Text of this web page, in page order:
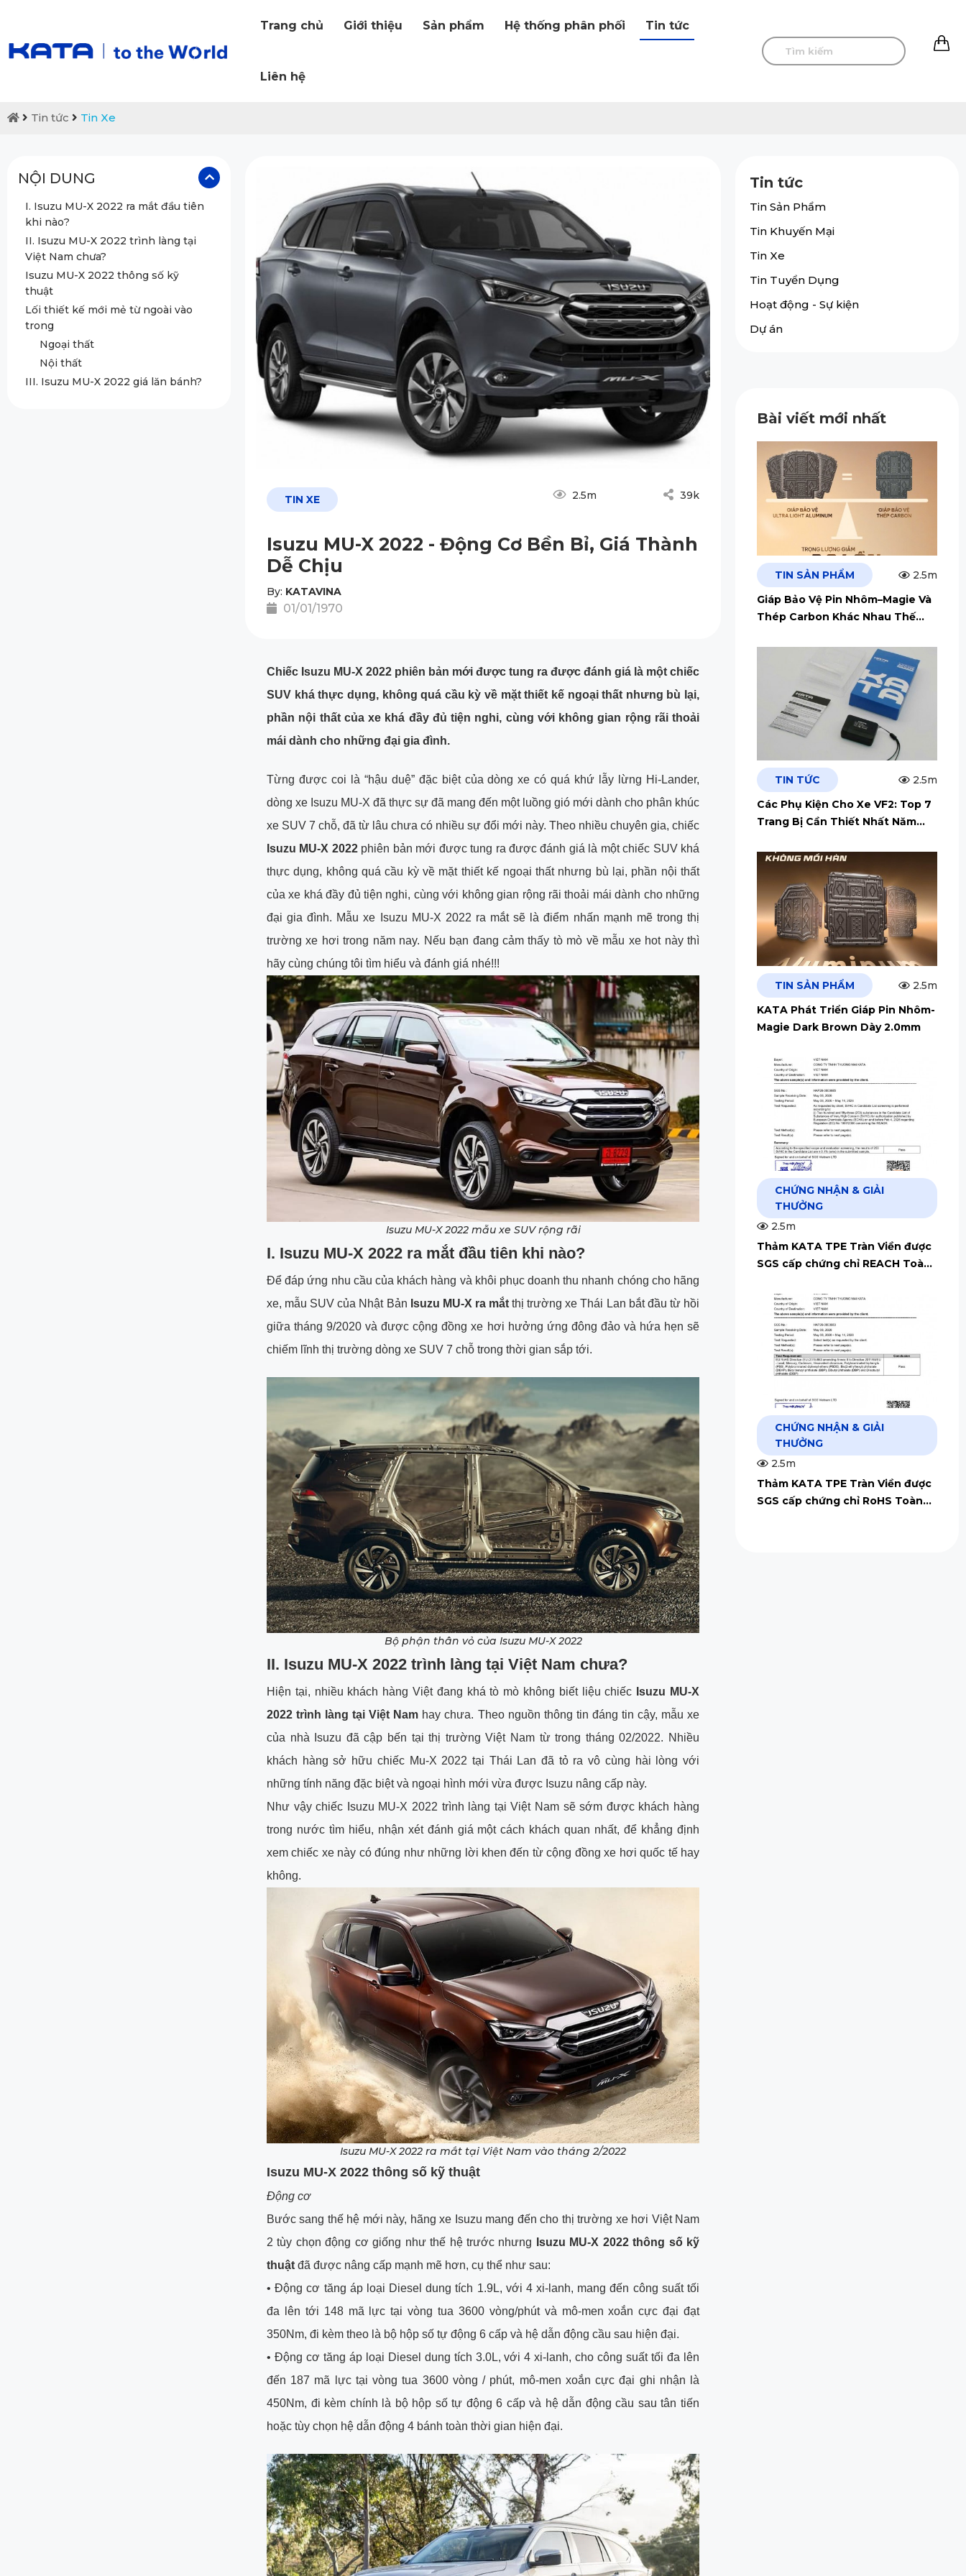
Trang chủ Giới thiệu Sản phẩm Hệ thống phân phối Tin tức
Liên hệ
Tin tức Tin Xe
NỘI DUNG
I. Isuzu MU-X 2022 ra mắt đầu tiên
khi nào?
II. Isuzu MU-X 2022 trình làng tại
Việt Nam chưa?
Isuzu MU-X 2022 thông số kỹ
thuật
Lối thiết kế mới mẻ từ ngoài vào
trong
Ngoại thất
Nội thất
III. Isuzu MU-X 2022 giá lăn bánh?
TIN XE 2.5m 39k
Isuzu MU-X 2022 - Động Cơ Bền Bỉ, Giá Thành
Dễ Chịu
By: KATAVINA
01/01/1970
Chiếc Isuzu MU-X 2022 phiên bản mới được tung ra được đánh giá là một chiếc
SUV khá thực dụng, không quá cầu kỳ về mặt thiết kế ngoại thất nhưng bù lại,
phần nội thất của xe khá đầy đủ tiện nghi, cùng với không gian rộng rãi thoải
mái dành cho những đại gia đình.
Từng được coi là “hậu duệ” đặc biệt của dòng xe có quá khứ lẫy lừng Hi-Lander,
dòng xe Isuzu MU-X đã thực sự đã mang đến một luồng gió mới dành cho phân khúc
xe SUV 7 chỗ, đã từ lâu chưa có nhiều sự đổi mới này. Theo nhiều chuyên gia, chiếc
Isuzu MU-X 2022phiên bản mới được tung ra được đánh giá là một chiếc SUV khá
thực dụng, không quá cầu kỳ về mặt thiết kế ngoại thất nhưng bù lại, phần nội thất
của xe khá đầy đủ tiện nghi, cùng với không gian rộng rãi thoải mái dành cho những
đại gia đình. Mẫu xe Isuzu MU-X 2022 ra mắt sẽ là điểm nhấn mạnh mẽ trong thị
trường xe hơi trong năm nay. Nếu bạn đang cảm thấy tò mò về mẫu xe hot này thì
hãy cùng chúng tôi tìm hiểu và đánh giá nhé!!!
Isuzu MU-X 2022 mẫu xe SUV rộng rãi
I. Isuzu MU-X 2022 ra mắt đầu tiên khi nào?
Để đáp ứng nhu cầu của khách hàng và khôi phục doanh thu nhanh chóng cho hãng
xe, mẫu SUV của Nhật Bản Isuzu MU-X ra mắt thị trường xe Thái Lan bắt đầu từ hồi
giữa tháng 9/2020 và được cộng đồng xe hơi hưởng ứng đông đảo và hứa hẹn sẽ
chiếm lĩnh thị trường dòng xe SUV 7 chỗ trong thời gian sắp tới.
Bộ phận thân vỏ của Isuzu MU-X 2022
II. Isuzu MU-X 2022 trình làng tại Việt Nam chưa?
Hiện tại, nhiều khách hàng Việt đang khá tò mò không biết liệu chiếc Isuzu MU-X
2022 trình làng tại Việt Nam hay chưa. Theo nguồn thông tin đáng tin cậy, mẫu xe
của nhà Isuzu đã cập bến tại thị trường Việt Nam từ trong tháng 02/2022. Nhiều
khách hàng sở hữu chiếc Mu-X 2022 tại Thái Lan đã tỏ ra vô cùng hài lòng với
những tính năng đặc biệt và ngoại hình mới vừa được Isuzu nâng cấp này.
Như vậy chiếc Isuzu MU-X 2022 trình làng tại Việt Nam sẽ sớm được khách hàng
trong nước tìm hiểu, nhận xét đánh giá một cách khách quan nhất, để khẳng định
xem chiếc xe này có đúng như những lời khen đến từ cộng đồng xe hơi quốc tế hay
không.
Isuzu MU-X 2022 ra mắt tại Việt Nam vào tháng 2/2022
Isuzu MU-X 2022 thông số kỹ thuật
Động cơ
Bước sang thế hệ mới này, hãng xe Isuzu mang đến cho thị trường xe hơi Việt Nam
2 tùy chọn động cơ giống như thế hệ trước nhưng
Isuzu MU-X 2022 thông số kỹ
thuật đã được nâng cấp mạnh mẽ hơn, cụ thể như sau:
• Động cơ tăng áp loại Diesel dung tích 1.9L, với 4 xi-lanh, mang đến công suất tối
đa lên tới 148 mã lực tại vòng tua 3600 vòng/phút và mô-men xoắn cực đại đạt
350Nm, đi kèm theo là bộ hộp số tự động 6 cấp và hệ dẫn động cầu sau hiện đại.
• Động cơ tăng áp loại Diesel dung tích 3.0L, với 4 xi-lanh, cho công suất tối đa lên
đến 187 mã lực tại vòng tua 3600 vòng / phút, mô-men xoắn cực đại ghi nhận là
450Nm, đi kèm chính là bộ hộp số tự động 6 cấp và hệ dẫn động cầu sau tân tiến
hoặc tùy chọn hệ dẫn động 4 bánh toàn thời gian hiện đại.
Tin tức
Tin Sản Phẩm
Tin Khuyến Mại
Tin Xe
Tin Tuyển Dụng
Hoạt động - Sự kiện
Dự án
Bài viết mới nhất
TIN SẢN PHẨM
2.5m
Giáp Bảo Vệ Pin Nhôm–Magie Và
Thép Carbon Khác Nhau Thế
TIN TỨC
2.5m
Các Phụ Kiện Cho Xe VF2: Top 7
Trang Bị Cần Thiết Nhất Năm
TIN SẢN PHẨM
2.5m
KATA Phát Triển Giáp Pin Nhôm-
Magie Dark Brown Dày 2.0mm
CHỨNG NHẬN & GIẢI
THƯỞNG
2.5m
Thảm KATA TPE Tràn Viền được
SGS cấp chứng chỉ REACH Toàn
CHỨNG NHẬN & GIẢI
THƯỞNG
2.5m
Thảm KATA TPE Tràn Viền được
SGS cấp chứng chỉ RoHS Toàn